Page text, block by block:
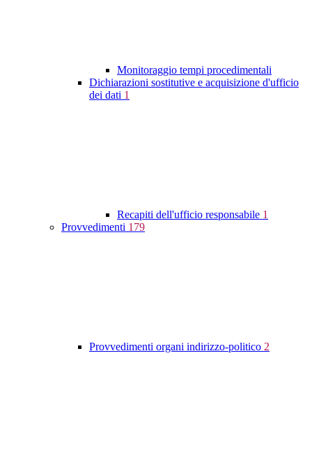
Monitoraggio tempi procedimentali
Dichiarazioni sostitutive e acquisizione d'ufficio
dei dati 1
Recapiti dell'ufficio responsabile 1
Provvedimenti 179
Provvedimenti organi indirizzo-politico 2